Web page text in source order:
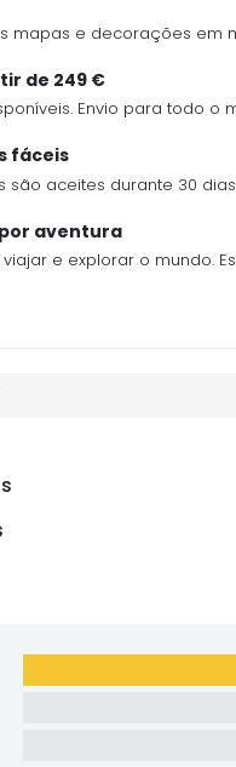
mapas e decorações em
de 249 €
Envio para todo o
fáceis
são aceites durante 30
aventura
e explorar o mundo.